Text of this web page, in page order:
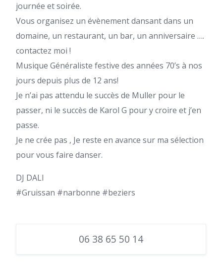
journée et soirée.
Vous organisez un évènement dansant dans un
domaine, un restaurant, un bar, un anniversaire ….
contactez moi !
Musique Généraliste festive des années 70’s à nos
jours depuis plus de 12 ans!
Je n’ai pas attendu le succès de Muller pour le
passer, ni le succès de Karol G pour y croire et j’en
passe.
Je ne crée pas , Je reste en avance sur ma sélection
pour vous faire danser.
DJ DALI
#Gruissan #narbonne #beziers
06 38 65 50 14